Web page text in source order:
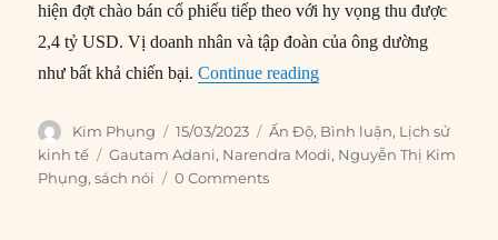
hiện đợt chào bán cổ phiếu tiếp theo với hy vọng thu được
2,4 tỷ USD. Vị doanh nhân và tập đoàn của ông dường
như bất khả chiến bại.Continue reading“Gautam Adani và Chủ
Author
Kim Phụng
Posted
on
15/03/2023 Categories
Ấn Độ, Bình luận, Lịch sử
kinh tế
Tags
Gautam Adani, Narendra Modi, Nguyễn Thị Kim
Phụng,sách nói 0 Comments